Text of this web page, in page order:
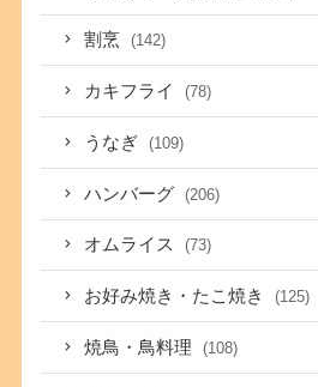
割烹 (142)
カキフライ (78)
うなぎ (109)
ハンバーグ (206)
オムライス (73)
お好み焼き・たこ焼き (125)
焼鳥・鳥料理 (108)